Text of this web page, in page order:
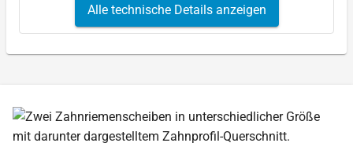
Alle technische Details anzeigen